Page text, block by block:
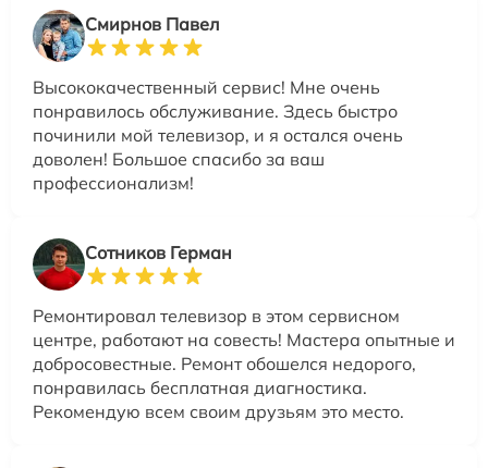
Смирнов Павел
Высококачественный сервис! Мне очень
понравилось обслуживание. Здесь быстро
починили мой телевизор, и я остался очень
доволен! Большое спасибо за ваш
профессионализм!
Сотников Герман
Ремонтировал телевизор в этом сервисном
центре, работают на совесть! Мастера опытные и
добросовестные. Ремонт обошелся недорого,
понравилась бесплатная диагностика.
Рекомендую всем своим друзьям это место.